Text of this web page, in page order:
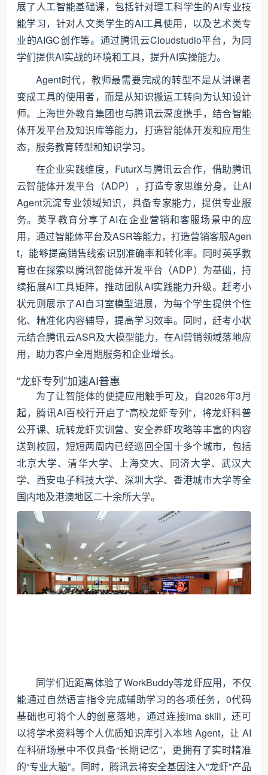
展了人工智能基础课，包括针对理工科学生的AI专业技
能学习，针对人文类学生的AI工具使用，以及艺术类专
业的AIGC创作等。通过腾讯云Cloudstudio平台，为同
学们提供AI实战的环境和工具，提升AI实操能力。
Agent时代，教师最需要完成的转型不是从讲课者
变成工具的使用者，而是从知识搬运工转向为认知设计
师。上海世外教育集团也与腾讯云深度携手，结合智能
体开发平台及知识库等能力，打造智能体开发和应用生
态，服务教育转型和知识学习。
在企业实践维度，FuturX与腾讯云合作，借助腾讯
云智能体开发平台（ADP），打造专家思维分身，让AI
Agent沉淀专业领域知识，具备专家能力，提供专业服
务。英孚教育分享了AI在企业营销和客服场景中的应
用，通过智能体平台及ASR等能力，打造营销客服Agen
t，能够提高销售线索识别准确率和转化率。同时英孚教
育也在探索以腾讯智能体开发平台（ADP）为基础，持
续拓展AI工具矩阵，推动团队AI实践能力升级。赶考小
状元则展示了AI自习室模型进展，为每个学生提供个性
化、精准化内容辅导，提高学习效率。同时，赶考小状
元结合腾讯云ASR及大模型能力，在AI营销领域落地应
用，助力客户全周期服务和企业增长。
“龙虾专列”加速AI普惠
为了让智能体的便捷应用触手可及，自2026年3月
起，腾讯AI百校行开启了“高校龙虾专列”，将龙虾科普
公开课、玩转龙虾实训营、安全养虾攻略等丰富的内容
送到校园，短短两周内已经巡回全国十多个城市，包括
北京大学、清华大学、上海交大、同济大学、武汉大
学、西安电子科技大学、深圳大学、香港城市大学等全
国内地及港澳地区二十余所大学。
同学们近距离体验了WorkBuddy等龙虾应用，不仅
能通过自然语言指令完成辅助学习的各项任务，0代码
基础也可将个人的创意落地，通过连接ima skill，还可
以将学术资料等个人优质知识库引入本地 Agent，让 AI
在科研场景中不仅具备“长期记忆”，更拥有了实时精准
的“专业大脑”。同时，腾讯云将安全基因注入"龙虾"产品